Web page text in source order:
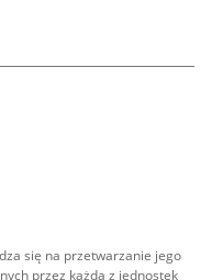
się na przetwarzanie jego
przez każdą z jednostek